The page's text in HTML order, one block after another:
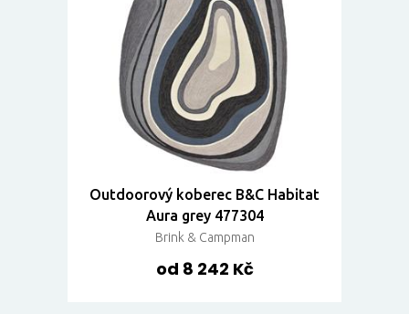
Outdoorový koberec B&C Habitat
Aura grey 477304
Brink & Campman
od 8 242 Kč